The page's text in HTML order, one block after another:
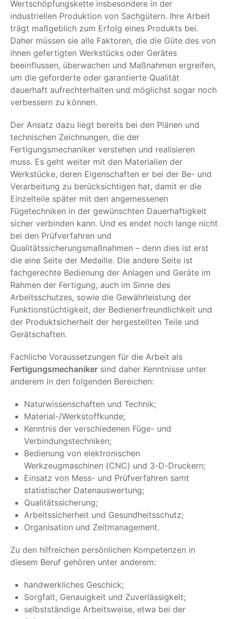
Wertschöpfungskette insbesondere in der
industriellen Produktion von Sachgütern. Ihre Arbeit
trägt maßgeblich zum Erfolg eines Produkts bei.
Daher müssen sie alle Faktoren, die die Güte des von
ihnen gefertigten Werkstücks oder Gerätes
beeinflussen, überwachen und Maßnahmen ergreifen,
um die geforderte oder garantierte Qualität
dauerhaft aufrechterhalten und möglichst sogar noch
verbessern zu können.
Der Ansatz dazu liegt bereits bei den Plänen und
technischen Zeichnungen, die der
Fertigungsmechaniker verstehen und realisieren
muss. Es geht weiter mit den Materialien der
Werkstücke, deren Eigenschaften er bei der Be- und
Verarbeitung zu berücksichtigen hat, damit er die
Einzelteile später mit den angemessenen
Fügetechniken in der gewünschten Dauerhaftigkeit
sicher verbinden kann. Und es endet noch lange nicht
bei den Prüfverfahren und
Qualitätssicherungsmaßnahmen – denn dies ist erst
die eine Seite der Medaille. Die andere Seite ist
fachgerechte Bedienung der Anlagen und Geräte im
Rahmen der Fertigung, auch im Sinne des
Arbeitsschutzes, sowie die Gewährleistung der
Funktionstüchtigkeit, der Bedienerfreundlichkeit und
der Produktsicherheit der hergestellten Teile und
Gerätschaften.
Fachliche Voraussetzungen für die Arbeit als
Fertigungsmechaniker sind daher Kenntnisse unter
anderem in den folgenden Bereichen:
Naturwissenschaften und Technik;
Material-/Werkstoffkunde;
Kenntnis der verschiedenen Füge- und
Verbindungstechniken;
Bedienung von elektronischen
Werkzeugmaschinen (CNC) und 3-D-Druckern;
Einsatz von Mess- und Prüfverfahren samt
statistischer Datenauswertung;
Qualitätssicherung;
Arbeitssicherheit und Gesundheitsschutz;
Organisation und Zeitmanagement.
Zu den hilfreichen persönlichen Kompetenzen in
diesem Beruf gehören unter anderem:
handwerkliches Geschick;
Sorgfalt, Genauigkeit und Zuverlässigkeit;
selbstständige Arbeitsweise, etwa bei der